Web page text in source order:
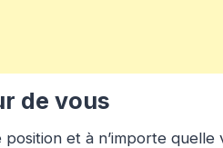
de vous
et à n’importe quelle